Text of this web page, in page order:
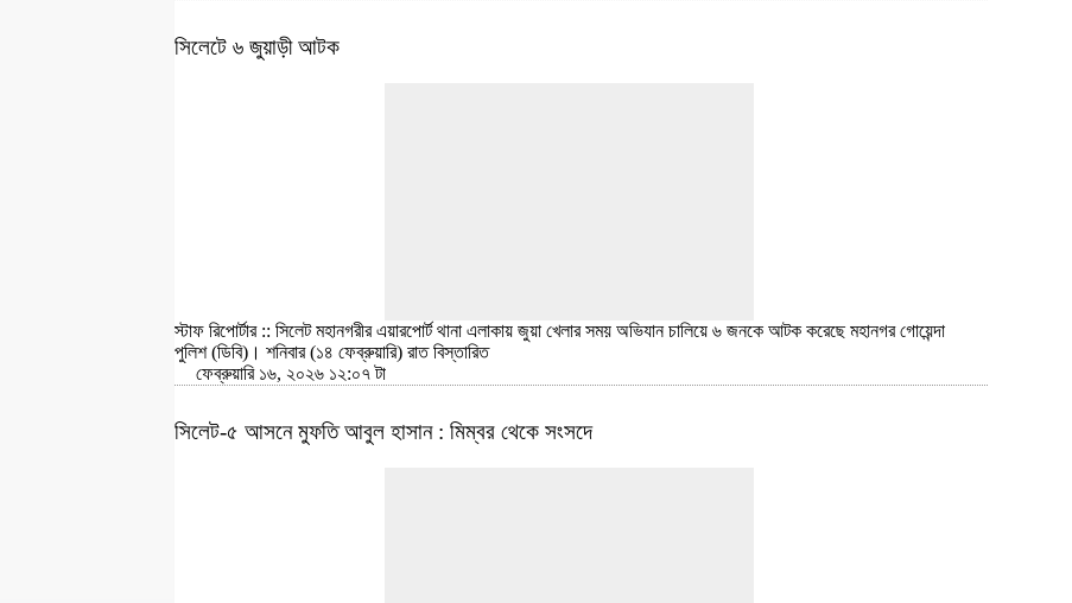
সিলেটে ৬ জুয়াড়ী আটক
স্টাফ রিপোর্টার :: সিলেট মহানগরীর এয়ারপোর্ট থানা এলাকায় জুয়া খেলার সময় অভিযান চালিয়ে ৬ জনকে আটক করেছে মহানগর গোয়েন্দা
পুলিশ (ডিবি)। শনিবার (১৪ ফেব্রুয়ারি) রাতবিস্তারিত
ফেব্রুয়ারি ১৬, ২০২৬ ১২:০৭ টা
সিলেট-৫ আসনে মুফতি আবুল হাসান : মিম্বর থেকে সংসদে